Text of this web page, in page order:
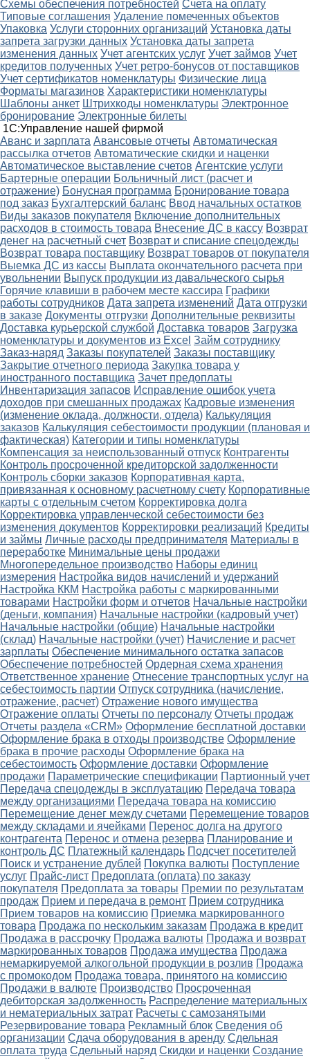
Схемы обеспечения потребностей Счета на оплату
Типовые соглашения Удаление помеченных объектов
Упаковка Услуги сторонних организаций Установка даты
запрета загрузки данных Установка даты запрета
изменения данных Учет агентских услуг Учет займов Учет
кредитов полученных Учет ретро-бонусов от поставщиков
Учет сертификатов номенклатуры Физические лица
Форматы магазинов Характеристики номенклатуры
Шаблоны анкет Штрихкоды номенклатуры Электронное
бронирование Электронные билеты
1С:Управление нашей фирмой
Аванс и зарплата Авансовые отчеты Автоматическая
рассылка отчетов Автоматические скидки и наценки
Автоматическое выставление счетов Агентские услуги
Бартерные операции Больничный лист (расчет и
отражение) Бонусная программа Бронирование товара
под заказ Бухгалтерский баланс Ввод начальных остатков
Виды заказов покупателя Включение дополнительных
расходов в стоимость товара Внесение ДС в кассу Возврат
денег на расчетный счет Возврат и списание спецодежды
Возврат товара поставщику Возврат товаров от покупателя
Выемка ДС из кассы Выплата окончательного расчета при
увольнении Выпуск продукции из давальческого сырья
Горячие клавиши в рабочем месте кассира Графики
работы сотрудников Дата запрета изменений Дата отгрузки
в заказе Документы отгрузки Дополнительные реквизиты
Доставка курьерской службой Доставка товаров Загрузка
номенклатуры и документов из Excel Займ сотруднику
Заказ-наряд Заказы покупателей Заказы поставщику
Закрытие отчетного периода Закупка товара у
иностранного поставщика Зачет предоплаты
Инвентаризация запасов Исправление ошибок учета
доходов при смешанных продажах Кадровые изменения
(изменение оклада, должности, отдела) Калькуляция
заказов Калькуляция себестоимости продукции (плановая и
фактическая) Категории и типы номенклатуры
Компенсация за неиспользованный отпуск Контрагенты
Контроль просроченной кредиторской задолженности
Контроль сборки заказов Корпоративная карта,
привязанная к основному расчетному счету Корпоративные
карты с отдельным счетом Корректировка долга
Корректировка управленческой себестоимости без
изменения документов Корректировки реализаций Кредиты
и займы Личные расходы предпринимателя Материалы в
переработке Минимальные цены продажи
Многопередельное производство Наборы единиц
измерения Настройка видов начислений и удержаний
Настройка ККМ Настройка работы с маркированными
товарами Настройки форм и отчетов Начальные настройки
(деньги, компания) Начальные настройки (кадровый учет)
Начальные настройки (общие) Начальные настройки
(склад) Начальные настройки (учет) Начисление и расчет
зарплаты Обеспечение минимального остатка запасов
Обеспечение потребностей Ордерная схема хранения
Ответственное хранение Отнесение транспортных услуг на
себестоимость партии Отпуск сотрудника (начисление,
отражение, расчет) Отражение нового имущества
Отражение оплаты Отчеты по персоналу Отчеты продаж
Отчеты раздела «CRM» Оформление бесплатной доставки
Оформление брака в отходы производстве Оформление
брака в прочие расходы Оформление брака на
себестоимость Оформление доставки Оформление
продажи Параметрические спецификации Партионный учет
Передача спецодежды в эксплуатацию Передача товара
между организациями Передача товара на комиссию
Перемещение денег между счетами Перемещение товаров
между складами и ячейками Перенос долга на другого
контрагента Перенос и отмена резерва Планирование и
контроль ДС Платежный календарь Подсчет посетителей
Поиск и устранение дублей Покупка валюты Поступление
услуг Прайс-лист Предоплата (оплата) по заказу
покупателя Предоплата за товары Премии по результатам
продаж Прием и передача в ремонт Прием сотрудника
Прием товаров на комиссию Приемка маркированного
товара Продажа по нескольким заказам Продажа в кредит
Продажа в рассрочку Продажа валюты Продажа и возврат
маркированных товаров Продажа имущества Продажа
немаркируемой алкогольной продукции в розлив Продажа
с промокодом Продажа товара, принятого на комиссию
Продажи в валюте Производство Просроченная
дебиторская задолженность Распределение материальных
и нематериальных затрат Расчеты с самозанятыми
Резервирование товара Рекламный блок Сведения об
организации Сдача оборудования в аренду Сдельная
оплата труда Сдельный наряд Скидки и наценки Создание